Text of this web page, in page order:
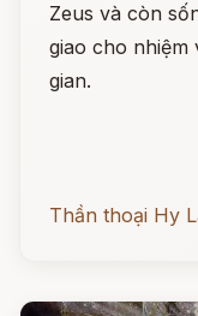
Zeus và còn
giao cho nhiệm
gian.
Thần thoại Hy